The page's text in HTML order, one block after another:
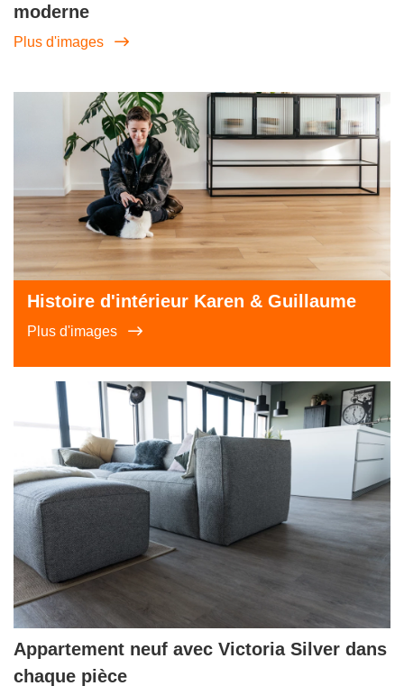
moderne
Plus d'images
Histoire d'intérieur Karen & Guillaume
Plus d'images
Appartement neuf avec Victoria Silver dans
chaque pièce